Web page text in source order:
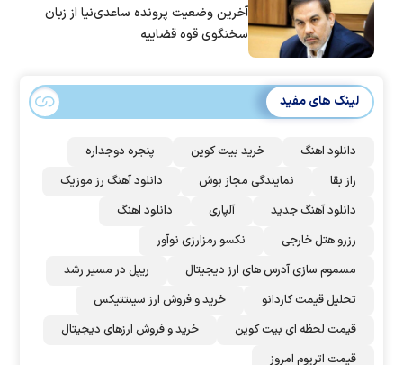
آخرین وضعیت پرونده ساعدی‌نیا از زبان
سخنگوی قوه قضاییه
لینک های مفید
دانلود اهنگ خرید بیت کوین
پنجره دوجداره
راز بقا
نمایندگی مجاز بوش
دانلود آهنگ رز‌ موزیک
دانلود آهنگ جدید
آلپاری
دانلود اهنگ
رزرو هتل خارجی
نکسو رمزارزی نوآور
مسموم سازی آدرس های ارز دیجیتال
ریپل در مسیر رشد
تحلیل قیمت کاردانو
خرید و فروش ارز سینتتیکس
قیمت لحظه ای بیت کوین
خرید و فروش ارزهای دیجیتال
قیمت اتریوم امروز